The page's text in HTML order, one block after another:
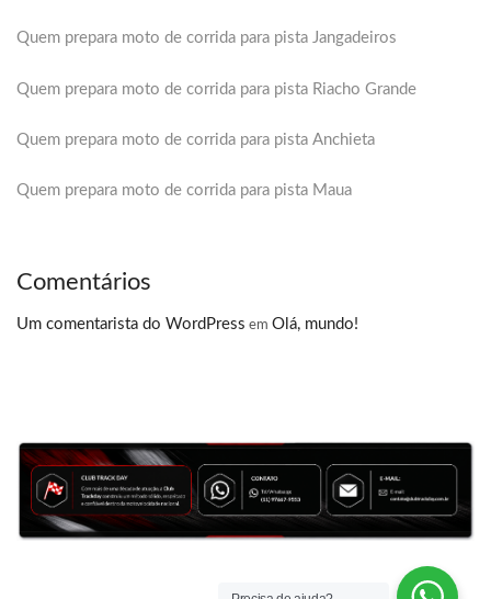
Quem prepara moto de corrida para pista Jangadeiros
Quem prepara moto de corrida para pista Riacho Grande
Quem prepara moto de corrida para pista Anchieta
Quem prepara moto de corrida para pista Maua
Comentários
Um comentarista do WordPress em Olá, mundo!